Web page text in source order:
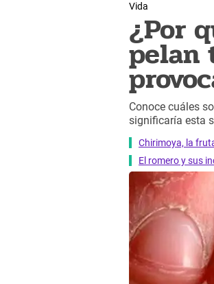
Vida
¿Por
pelan
Conoce cuáles
significaría esta
Chirimoya, la
El romero y sus